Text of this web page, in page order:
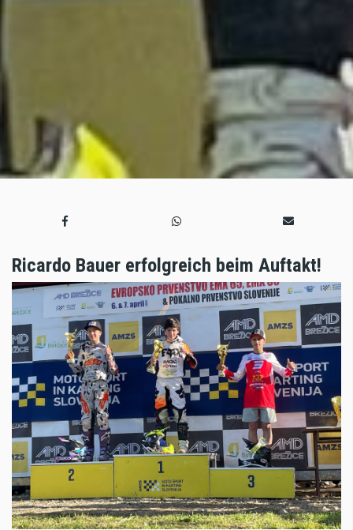
Ricardo Bauer erfolgreich beim Auftakt!